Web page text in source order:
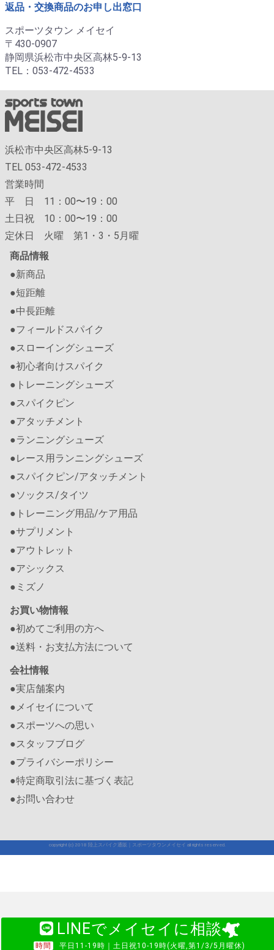
返品・交換商品のお申し出窓口
スポーツタウン メイセイ
〒430-0907
静岡県浜松市中央区高林5-9-13
TEL：053-472-4533
浜松市中央区高林5-9-13
TEL 053-472-4533
営業時間
平 日 11：00〜19：00
土日祝 10：00〜19：00
定休日 火曜 第1・3・5月曜
商品情報
●新商品
●短距離
●中長距離
●フィールドスパイク
●スローイングシューズ
●初心者向けスパイク
●トレーニングシューズ
●スパイクピン
●アタッチメント
●ランニングシューズ
●レース用ランニングシューズ
●スパイクピン/アタッチメント
●ソックス/タイツ
●トレーニング用品/ケア用品
●サプリメント
●アウトレット
●アシックス
●ミズノ
お買い物情報
●初めてご利用の方へ
●送料・お支払方法について
会社情報
●実店舗案内
●メイセイについて
●スポーツへの思い
●スタッフブログ
●プライバシーポリシー
●特定商取引法に基づく表記
●お問い合わせ
copyright (c) 2018 陸上スパイク通販｜スポーツタウンメイセイ all rights reserved.
LINEでメイセイに相談
時間 平日11-19時｜土日祝10-19時(火曜,第1/3/5月曜休)